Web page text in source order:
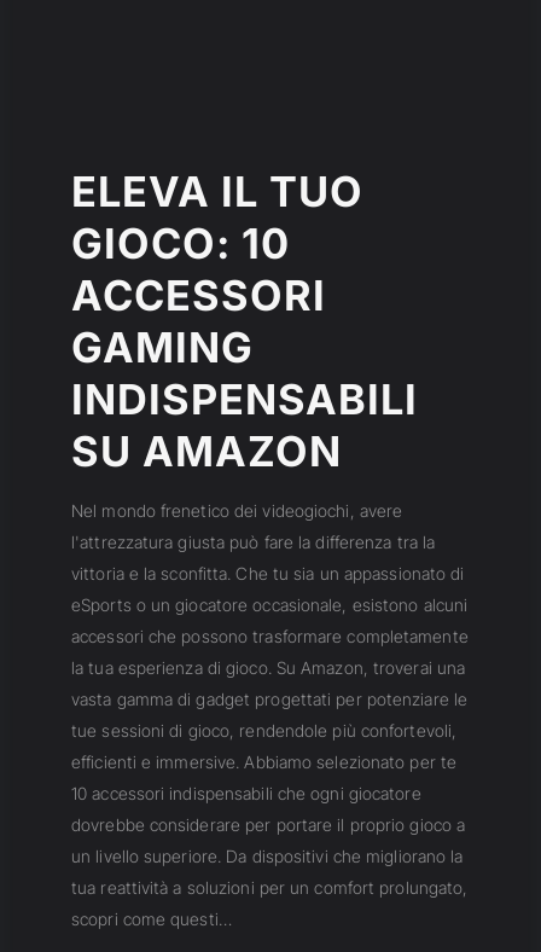
ELEVA IL TUO
GIOCO: 10
ACCESSORI
GAMING
INDISPENSABILI
SU AMAZON
Nel mondo frenetico dei videogiochi, avere
l'attrezzatura giusta può fare la differenza tra la
vittoria e la sconfitta. Che tu sia un appassionato di
eSports o un giocatore occasionale, esistono alcuni
accessori che possono trasformare completamente
la tua esperienza di gioco. Su Amazon, troverai una
vasta gamma di gadget progettati per potenziare le
tue sessioni di gioco, rendendole più confortevoli,
efficienti e immersive. Abbiamo selezionato per te
10 accessori indispensabili che ogni giocatore
dovrebbe considerare per portare il proprio gioco a
un livello superiore. Da dispositivi che migliorano la
tua reattività a soluzioni per un comfort prolungato,
scopri come questi…